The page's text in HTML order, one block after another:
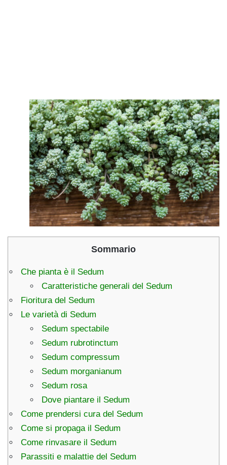
Sommario
Che pianta è il Sedum
Caratteristiche generali del Sedum
Fioritura del Sedum
Le varietà di Sedum
Sedum spectabile
Sedum rubrotinctum
Sedum compressum
Sedum morganianum
Sedum rosa
Dove piantare il Sedum
Come prendersi cura del Sedum
Come si propaga il Sedum
Come rinvasare il Sedum
Parassiti e malattie del Sedum